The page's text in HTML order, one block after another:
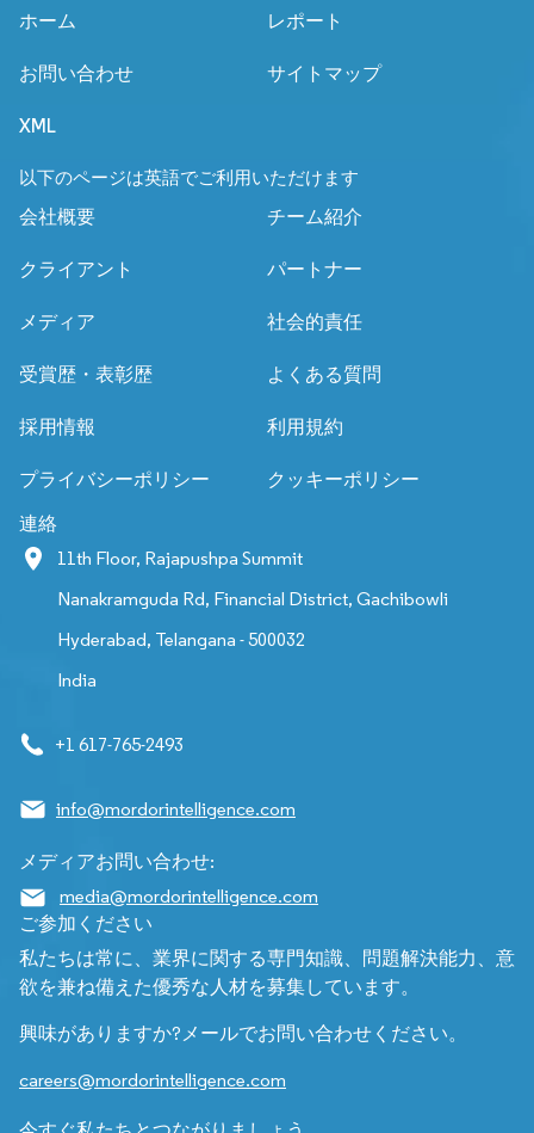
ホーム レポート
お問い合わせ サイトマップ
XML
以下のページは英語でご利用いただけます
会社概要
チーム紹介
クライアント パートナー
メディア 社会的責任
受賞歴・表彰歴 よくある質問
採用情報 利用規約
プライバシーポリシー クッキーポリシー
連絡
11th Floor, Rajapushpa Summit
Nanakramguda Rd, Financial District, Gachibowli
Hyderabad, Telangana - 500032
India
+1 617-765-2493
info@mordorintelligence.com
メディアお問い合わせ:
media@mordorintelligence.com
ご参加ください
私たちは常に、業界に関する専門知識、問題解決能力、意
欲を兼ね備えた優秀な人材を募集しています。
興味がありますか?メールでお問い合わせください。
careers@mordorintelligence.com